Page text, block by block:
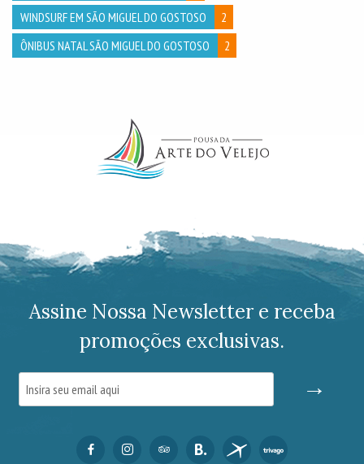
WINDSURF EM SÃO MIGUEL DO GOSTOSO
2
ÔNIBUS NATAL SÃO MIGUEL DO GOSTOSO
2
Assine Nossa Newsletter e receba
promoções exclusivas.
→